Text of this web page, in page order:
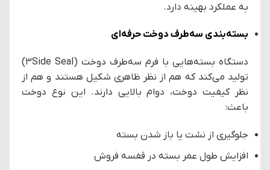
به عملکرد بهینه دارد.
بسته‌بندی سه‌طرف دوخت حرفه‌ای
دستگاه بسته‌هایی با فرم سه‌طرف دوخت (3Side Seal)
تولید می‌کند که هم از نظر ظاهری شکیل هستند و هم از
نظر کیفیت دوخت، دوام بالایی دارند. این نوع دوخت
باعث:
جلوگیری از نشت یا باز شدن بسته
افزایش طول عمر بسته در قفسه فروش